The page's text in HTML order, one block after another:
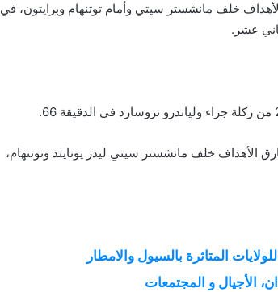
خلف مانشستر سيتي وأمام توتنهام وبرايتون، في
عشر.
الأهداف خلف مانشستر سيتي ليدز يونايتد وتوتنهام،
المتاثرة بالسيول والامطار
الأجيال و المجتمعات